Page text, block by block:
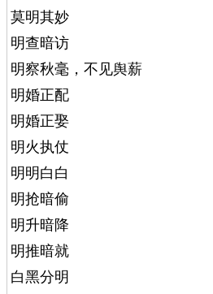
莫明其妙
明查暗访
明察秋毫，不见舆薪
明婚正配
明婚正娶
明火执仗
明明白白
明抢暗偷
明升暗降
明推暗就
白黑分明